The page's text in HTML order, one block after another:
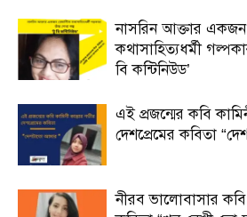
নাসরিন আক্তার একজন
কথাসাহিত্যধর্মী
বি কন্টিনিউড’
এই প্রজন্মের কবি
দেশপ্রেমের কবিতা
নীরব ভালোবাসার